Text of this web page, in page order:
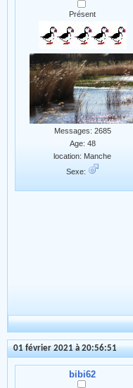
Présent
Messages: 2685
Age: 48
location: Manche
Sexe:
01 février 2021 à 20:56:51
bibi62